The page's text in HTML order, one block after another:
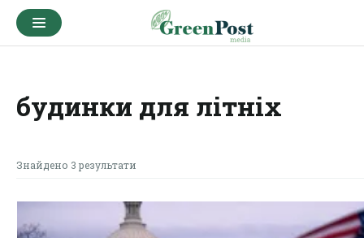
будинки для літніх
Знайдено 3 результати